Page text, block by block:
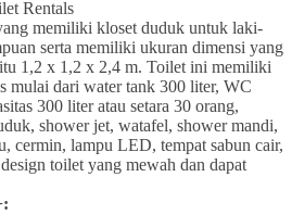
memiliki kloset duduk untuk laki-
serta memiliki ukuran dimensi yang
1,2 x 1,2 x 2,4 m. Toilet ini memiliki
mulai dari water tank 300 liter, WC
300 liter atau setara 30 orang,
shower jet, watafel, shower mandi,
cermin, lampu LED, tempat sabun cair,
toilet yang mewah dan dapat